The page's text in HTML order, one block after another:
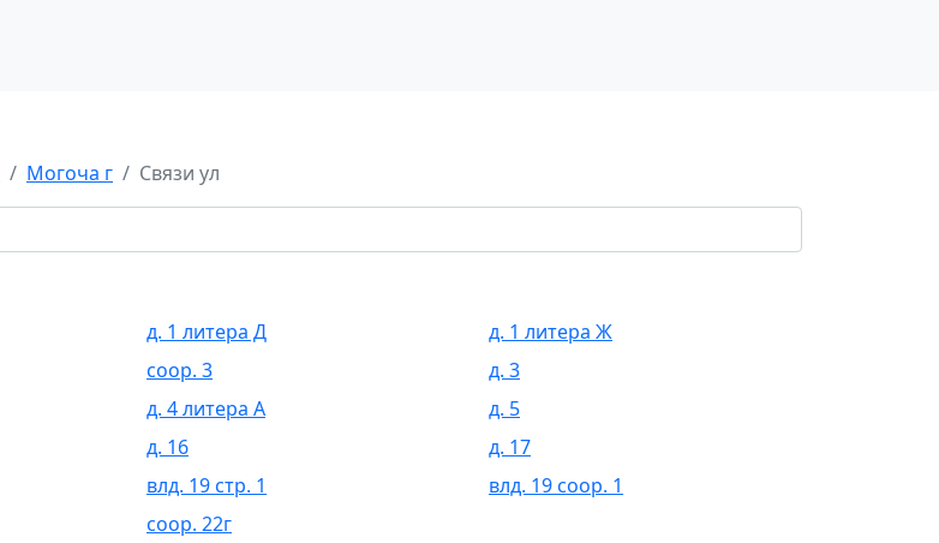
Могоча г Связи ул
д. 1 литера Д
д. 1 литера Ж
соор. 3
д. 3
д. 4 литера А
д. 5
д. 16
д. 17
влд. 19 стр. 1
влд. 19 соор. 1
соор. 22г